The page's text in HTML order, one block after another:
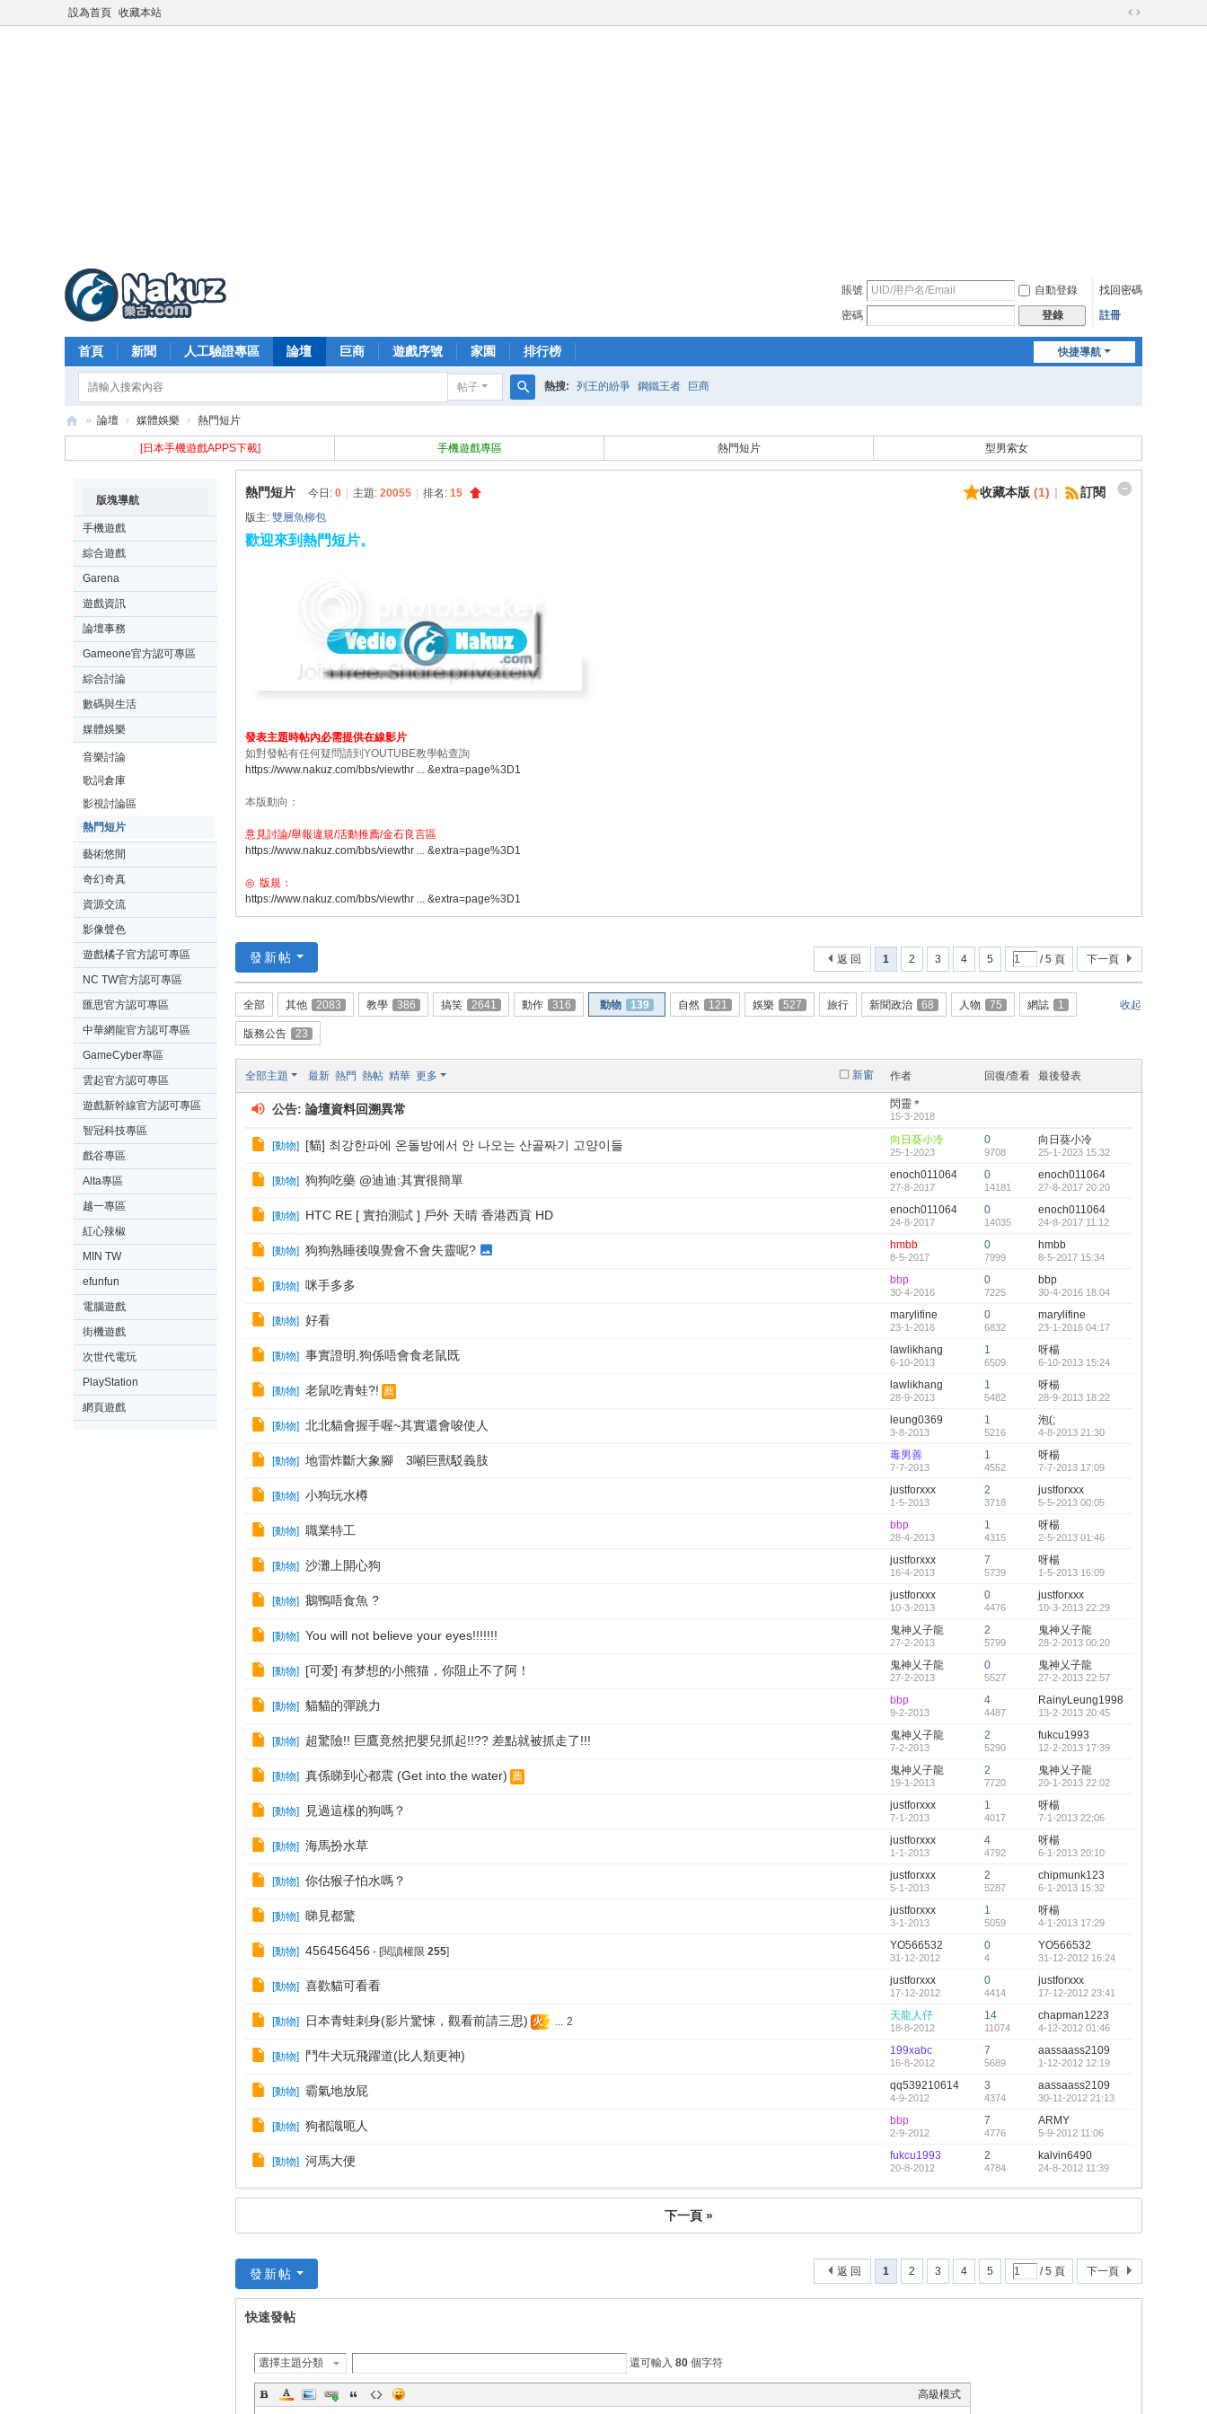
設為首頁 收藏本站
切
賬號 自動登錄
找回密碼
密碼
登錄 註冊
快捷導航
首頁 新聞 人工驗證專區 論壇 巨商 遊戲序號 家園 排行榜
帖子
索
熱搜: 列王的紛爭 鋼鐵王者 巨商
» 論壇 › 媒體娛樂 › 熱門短片
[日本手機遊戲APPS下載] 手機遊戲專區 熱門短片 型男索女
版塊導航
手機遊戲
綜合遊戲
Garena
遊戲資訊
論壇事務
Gameone官方認可專區
綜合討論
數碼與生活
媒體娛樂
音樂討論
歌詞倉庫
影視討論區
熱門短片
藝術悠閒
奇幻奇真
資源交流
影像聲色
遊戲橘子官方認可專區
NC TW官方認可專區
匯思官方認可專區
中華網龍官方認可專區
GameCyber專區
雲起官方認可專區
遊戲新幹線官方認可專區
智冠科技專區
戲谷專區
Alta專區
越一專區
紅心辣椒
MIN TW
efunfun
電腦遊戲
街機遊戲
次世代電玩
PlayStation
網頁遊戲
收藏本版 (1) | 訂閱
熱門短片 今日: 0 主題: 20055 排名: 15
版主: 雙層魚柳包
歡迎來到熱門短片。
發表主題時帖內必需提供在線影片
如對發帖有任何疑問請到YOUTUBE教學帖查詢
https://www.nakuz.com/bbs/viewthr ... &extra=page%3D1
本版動向：
意見討論/舉報違規/活動推薦/金石良言區
https://www.nakuz.com/bbs/viewthr ... &extra=page%3D1
◎ 版規：
https://www.nakuz.com/bbs/viewthr ... &extra=page%3D1
1 2 3 4 5 / 5 頁 下一頁
返 回
發新帖
收起
全部 其他 2083 教學 386 搞笑 2641 動作 316 動物 139 自然 121 娛樂 527 旅行 新聞政治 68 人物 75 網誌 1
版務公告 23
新窗
全部主題 最新 熱門 熱帖 精華 更多 作者 回復/查看 最後發表
公告: 論壇資料回溯異常 閃靈＊
15-3-2018
[動物] [貓] 최강한파에 온돌방에서 안 나오는 산골짜기 고양이들 向日葵小冷
25-1-2023
0
9708
向日葵小冷
25-1-2023 15:32
[動物] 狗狗吃藥 @迪迪:其實很簡單 enoch011064
27-8-2017
0
14181
enoch011064
27-8-2017 20:20
[動物] HTC RE [ 實拍測試 ] 戶外 天晴 香港西貢 HD enoch011064
24-8-2017
0
14035
enoch011064
24-8-2017 11:12
[動物] 狗狗熟睡後嗅覺會不會失靈呢? hmbb
8-5-2017
0
7999
hmbb
8-5-2017 15:34
[動物] 咪手多多 bbp
30-4-2016
0
7225
bbp
30-4-2016 18:04
[動物] 好看 marylifine
23-1-2016
0
6832
marylifine
23-1-2016 04:17
[動物] 事實證明,狗係唔會食老鼠既 lawlikhang
6-10-2013
1
6509
呀楊
6-10-2013 15:24
[動物] 老鼠吃青蛙?! 薦
lawlikhang
28-9-2013
1
5482
呀楊
28-9-2013 18:22
[動物] 北北貓會握手喔~其實還會唆使人 leung0369
3-8-2013
1
5216
泡(;
4-8-2013 21:30
[動物] 地雷炸斷大象腳 3噸巨獸駁義肢 毒男善
7-7-2013
1
4552
呀楊
7-7-2013 17:09
[動物] 小狗玩水樽 justforxxx
1-5-2013
2
3718
justforxxx
5-5-2013 00:05
[動物] 職業特工 bbp
28-4-2013
1
4315
呀楊
2-5-2013 01:46
[動物] 沙灘上開心狗 justforxxx
16-4-2013
7
5739
呀楊
1-5-2013 16:09
[動物] 鵝鴨唔食魚 ? justforxxx
10-3-2013
0
4476
justforxxx
10-3-2013 22:29
[動物] You will not believe your eyes!!!!!!! 鬼神乂子龍
27-2-2013
2
5799
鬼神乂子龍
28-2-2013 00:20
[動物] [可爱] 有梦想的小熊猫，你阻止不了阿！ 鬼神乂子龍
27-2-2013
0
5527
鬼神乂子龍
27-2-2013 22:57
[動物] 貓貓的彈跳力 bbp
9-2-2013
4
4487
RainyLeung1998
13-2-2013 20:45
[動物] 超驚險!! 巨鷹竟然把嬰兒抓起!!?? 差點就被抓走了!!! 鬼神乂子龍
7-2-2013
2
5290
fukcu1993
12-2-2013 17:39
[動物] 真係睇到心都震 (Get into the water) 薦
鬼神乂子龍
19-1-2013
2
7720
鬼神乂子龍
20-1-2013 22:02
[動物] 見過這樣的狗嗎？ justforxxx
7-1-2013
1
4017
呀楊
7-1-2013 22:06
[動物] 海馬扮水草 justforxxx
1-1-2013
4
4792
呀楊
6-1-2013 20:10
[動物] 你估猴子怕水嗎？ justforxxx
5-1-2013
2
5287
chipmunk123
6-1-2013 15:32
[動物] 睇見都驚 justforxxx
3-1-2013
1
5059
呀楊
4-1-2013 17:29
[動物] 456456456 - [閱讀權限 255] YO566532
31-12-2012
0
4
YO566532
31-12-2012 16:24
[動物] 喜歡貓可看看 justforxxx
17-12-2012
0
4414
justforxxx
17-12-2012 23:41
[動物] 日本青蛙刺身(影片驚悚，觀看前請三思) 火 ... 2 天龍人仔
18-8-2012
14
11074
chapman1223
4-12-2012 01:46
[動物] 鬥牛犬玩飛躍道(比人類更神) 199xabc
16-8-2012
7
5689
aassaass2109
1-12-2012 12:19
[動物] 霸氣地放屁 qq539210614
4-9-2012
3
4374
aassaass2109
30-11-2012 21:13
[動物] 狗都識呃人 bbp
2-9-2012
7
4776
ARMY
5-9-2012 11:06
[動物] 河馬大便 fukcu1993
20-8-2012
2
4784
kalvin6490
24-8-2012 11:39
下一頁 »
1 2 3 4 5 / 5 頁 下一頁
返 回
發新帖
快速發帖
選擇主題分類 還可輸入 80 個字符
高級模式